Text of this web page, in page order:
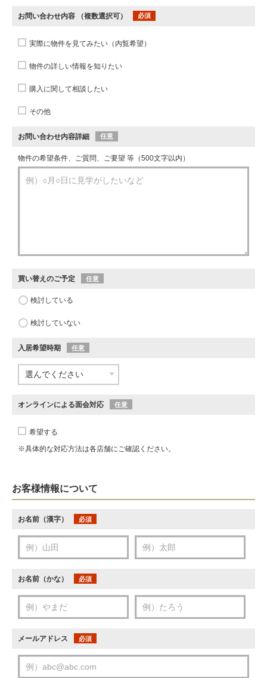
お問い合わせ内容 （複数選択可） 必須
実際に物件を見てみたい（内覧希望）
物件の詳しい情報を知りたい
購入に関して相談したい
その他
お問い合わせ内容詳細 任意
物件の希望条件、ご質問、ご要望 等（500文字以内）
買い替えのご予定 任意
検討している
検討していない
入居希望時期 任意
オンラインによる面会対応 任意
希望する
※具体的な対応方法は各店舗にご確認ください。
お客様情報について
お名前（漢字） 必須
お名前（かな） 必須
メールアドレス 必須